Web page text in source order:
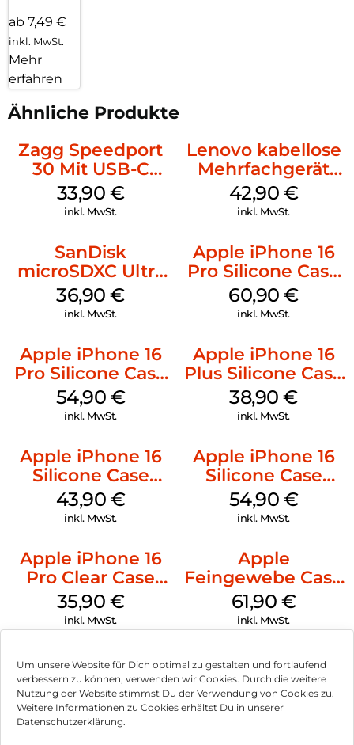
Um unsere Website für Dich optimal zu gestalten und fortlaufend
verbessern zu können, verwenden wir Cookies. Durch die weitere
Nutzung der Website stimmst Du der Verwendung von Cookies zu.
Weitere Informationen zu Cookies erhältst Du in unserer
Datenschutzerklärung.
ab 7,49 €
inkl. MwSt.
Mehr
erfahren
Ähnliche Produkte
Zagg Speedport
30 Mit USB-C
Kabel Weiß
33,90 €
inkl. MwSt.
Lenovo kabellose
Mehrfachgerät
Luna Grey
42,90 €
inkl. MwSt.
SanDisk
microSDXC Ultra
128 GB + Adapter
Mobile
36,90€
inkl. MwSt.
Apple iPhone 16
Pro Silicone Case
MagSafe Stone
Gray
60,90€
inkl. MwSt.
Apple iPhone 16
Pro Silicone Case
MagSafe Black
54,90 €
inkl. MwSt.
Apple iPhone 16
Plus Silicone Case
MagSafe Denim
38,90€
inkl. MwSt.
Apple iPhone 16
Silicone Case
MagSafe Plum
43,90 €
inkl. MwSt.
Apple iPhone 16
Silicone Case
MagSafe Lake
Green
54,90 €
inkl. MwSt.
Apple iPhone 16
Pro Clear Case
MagSafe
Transparent
35,90 €
inkl. MwSt.
Apple
Feingewebe Case
iPhone 15 Pro
MagSafe Schwarz
61,90 €
inkl. MwSt.
Impressum